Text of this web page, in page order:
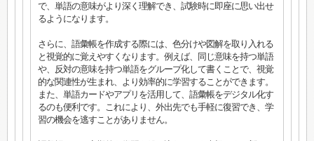
で、単語の意味がより深く理解でき、試験時に即座に思い出せ
るようになります。
さらに、語彙帳を作成する際には、色分けや図解を取り入れる
と視覚的に覚えやすくなります。例えば、同じ意味を持つ単語
や、反対の意味を持つ単語をグループ化して書くことで、視覚
的な関連性が生まれ、より効率的に学習することができます。
また、単語カードやアプリを活用して、語彙帳をデジタル化す
るのも便利です。これにより、外出先でも手軽に復習でき、学
習の機会を逃すことがありません。